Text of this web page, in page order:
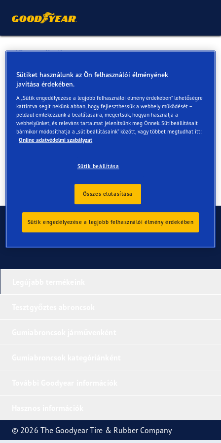
Vissza a listához
GOODGUMI Kft.
Online és az üzletekben elérhető szolgáltatások
Elérhetőségek Szolgáltatások
Kapcsolat
© 2026 The Goodyear Tire & Rubber Company
Sütiket használunk az Ön felhasználói élményének
javítása érdekében.
A „Sütik engedélyezése a legjobb felhasználói élmény érdekében” lehetőségre
kattintva segít nekünk abban, hogy fejleszthessük a webhely működését –
például emlékezzünk a beállításaira, megértsük, hogyan használja a
webhelyünket, és releváns tartalmat jelenítsünk meg Önnek. Sütibeállításait
bármikor módosíthatja a „sütibeállításaink” között, vagy többet megtudhat itt:
Online adatvédelmi szabályzat
Sütik beállítása
Összes elutasítása
Sütik engedélyezése a legjobb felhasználói élmény érdekében